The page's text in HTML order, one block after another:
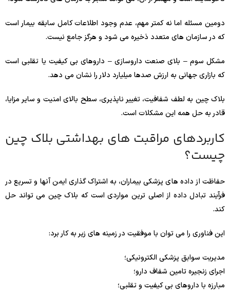
دومین مسئله اما نه کمتر مهم، عدم وجود اطلاعات کامل سابقه بیمار است
که در سازمان های متعدد ذخیره می شود و هرگز جامع نیست.
مشکل سوم – بلای صنعت داروسازی – داروهای بی کیفیت یا تقلبی است
که بازاری جهانی به ارزش صدها میلیارد دلار را نشان می دهد.
بلاک چین به لطف شفافیت، تغییر ناپذیری، سطح بالای امنیت و سایر مزایا،
قادر به حل همه این مشکلات است.
کاربردهای مراقبت های بهداشتی بلاک چین
چیست؟
حفاظت از داده های پزشکی بیماران، به اشتراک گذاری ایمن آنها و تسریع در
فرآیند تبادل داده از اصلی ترین مواردی است که بلاک چین می تواند حل
کند.
این فناوری را می توان با موفقیت در زمینه های زیر به کار برد:
مدیریت سوابق پزشکی الکترونیکی؛
اجرای زنجیره تامین شفاف دارو؛
مبارزه با داروهای بی کیفیت و تقلبی؛